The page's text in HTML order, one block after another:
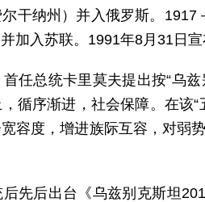
干纳州）并入俄罗斯。
加入苏联。1991年8月31日宣
任总统卡里莫夫提出按“乌
循序渐进，社会保障。在该
容度，增进族际互容，对弱
先后出台《乌兹别克斯坦